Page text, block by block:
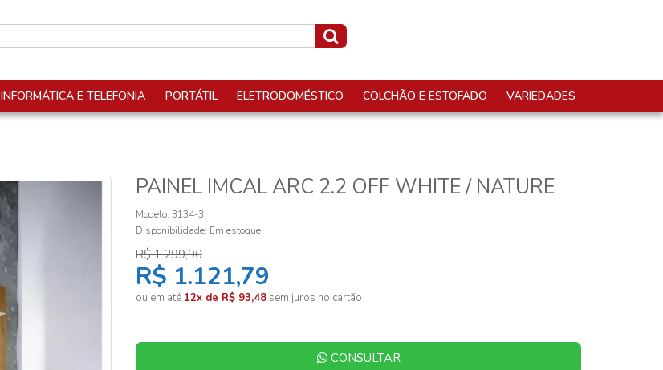
INFORMÁTICA E TELEFONIA PORTÁTIL ELETRODOMÉSTICO COLCHÃO E ESTOFADO VARIEDADES
PAINEL IMCAL ARC 2.2 OFF WHITE / NATURE
Modelo: 3134-3
Disponibilidade: Em estoque
R$ 1.299,90
R$ 1.121,79
ou em até 12x de R$ 93,48 sem juros no cartão
CONSULTAR